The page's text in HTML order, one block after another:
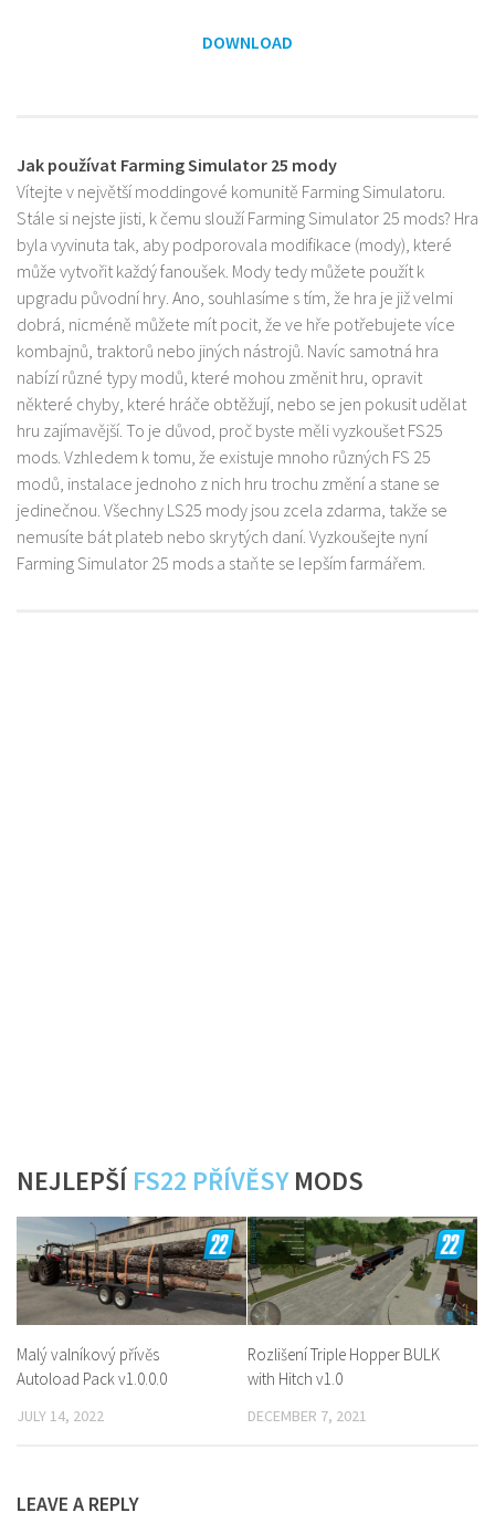
DOWNLOAD
Jak používat Farming Simulator 25 mody
Vítejte v největší moddingové komunitě Farming Simulatoru.
Stále si nejste jisti, k čemu slouží Farming Simulator 25 mods? Hra
byla vyvinuta tak, aby podporovala modifikace (mody), které
může vytvořit každý fanoušek. Mody tedy můžete použít k
upgradu původní hry. Ano, souhlasíme s tím, že hra je již velmi
dobrá, nicméně můžete mít pocit, že ve hře potřebujete více
kombajnů, traktorů nebo jiných nástrojů. Navíc samotná hra
nabízí různé typy modů, které mohou změnit hru, opravit
některé chyby, které hráče obtěžují, nebo se jen pokusit udělat
hru zajímavější. To je důvod, proč byste měli vyzkoušet FS25
mods. Vzhledem k tomu, že existuje mnoho různých FS 25
modů, instalace jednoho z nich hru trochu změní a stane se
jedinečnou. Všechny LS25 mody jsou zcela zdarma, takže se
nemusíte bát plateb nebo skrytých daní. Vyzkoušejte nyní
Farming Simulator 25 mods a staňte se lepším farmářem.
NEJLEPŠÍ FS22 PŘÍVĚSYMODS
Malý valníkový přívěs
Autoload Pack v1.0.0.0
JULY 14, 2022
Rozlišení Triple Hopper BULK
with Hitch v1.0
DECEMBER 7, 2021
LEAVE A REPLY